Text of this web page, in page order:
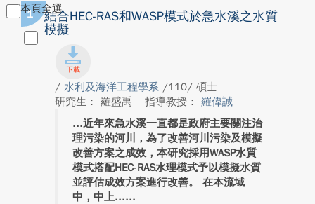
本頁全選
1
結合HEC-RAS和WASP模式於急水溪之水質
模擬
/ 水利及海洋工程學系 /110/ 碩士
研究生： 羅盛禹
指導教授： 羅偉誠
近年來急水溪一直都是政府主要關注治
理污染的河川，為了改善河川污染及模擬
改善方案之成效，本研究採用WASP水質
模式搭配HEC-RAS水理模式予以模擬水質
並評估成效方案進行改善。 在本流域
中，中上...